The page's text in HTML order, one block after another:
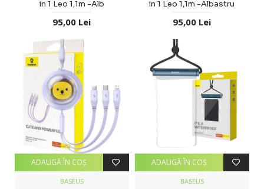
in 1 Leo 1,1m -Alb
95,00 Lei
in 1 Leo 1,1m -Albastru
95,00 Lei
BASEUS
ADAUGĂ ÎN COŞ
BASEUS
ADAUGĂ ÎN COŞ